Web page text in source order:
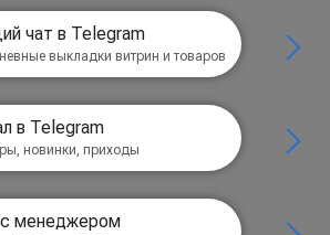
чат в Telegram
выкладки витрин и товаров
в Telegram
новинки, приходы
менеджером